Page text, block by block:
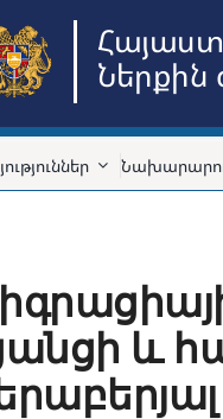
Ներքին
և